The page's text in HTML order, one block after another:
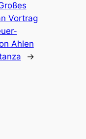
Vortrag
Ahlen
→